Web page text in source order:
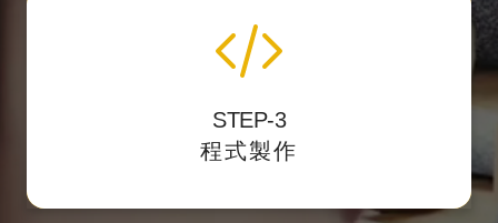
STEP-3
程式製作
程式化與後台製作
我們開發後台力求精簡好用，讓客戶第一次使
用就上手。